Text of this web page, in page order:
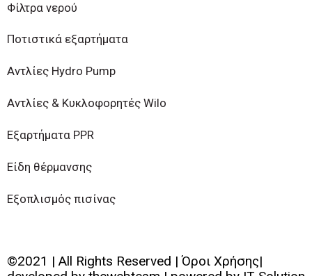
Φίλτρα νερού
Ποτιστικά εξαρτήματα
Αντλίες Hydro Pump
Αντλίες & Κυκλοφορητές Wilo
Εξαρτήματα PPR
Είδη θέρμανσης
Εξοπλισμός πισίνας
©2021 | All Rights Reserved | Όροι Χρήσης|